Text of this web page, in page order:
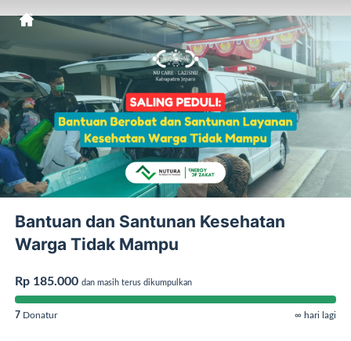
Bantuan dan Santunan Kesehatan
Warga Tidak Mampu
Rp 185.000 dan masih terus dikumpulkan
7 Donatur ∞ hari lagi